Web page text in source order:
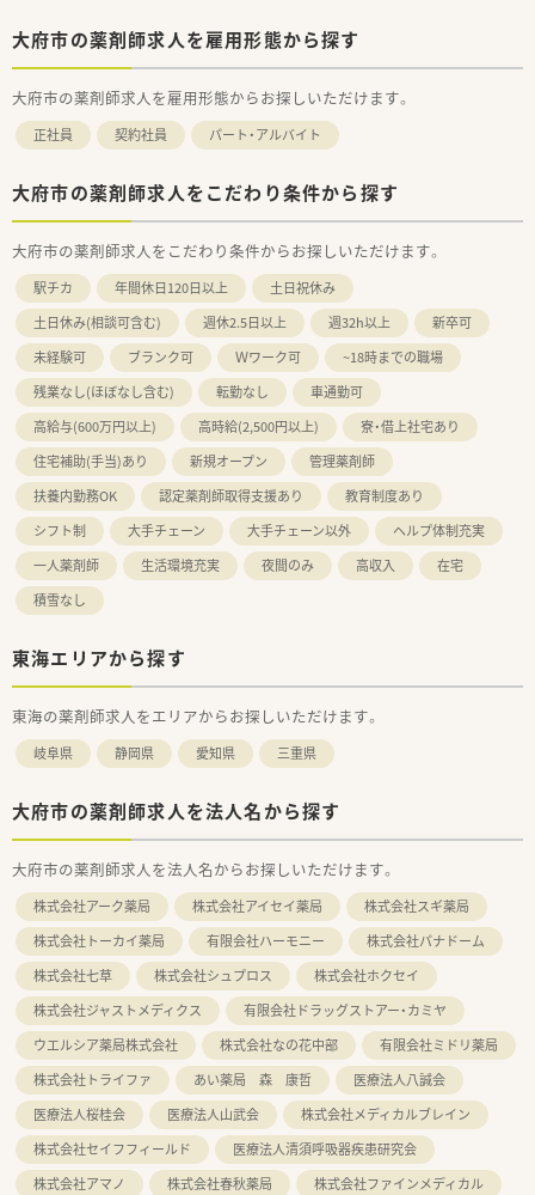
大府市の薬剤師求人を雇用形態から探す
大府市の薬剤師求人を雇用形態からお探しいただけます。
正社員 契約社員 パート・アルバイト
大府市の薬剤師求人をこだわり条件から探す
大府市の薬剤師求人をこだわり条件からお探しいただけます。
駅チカ 年間休日120日以上
土日祝休み
土日休み(相談可含む)
週休2.5日以上 週32h以上
新卒可
未経験可
ブランク可 Ｗワーク可
~18時までの職場
残業なし(ほぼなし含む)
転勤なし
車通勤可
高給与(600万円以上)
高時給(2,500円以上)
寮・借上社宅あり
住宅補助(手当)あり
新規オープン
管理薬剤師
扶養内勤務OK
認定薬剤師取得支援あり
教育制度あり
シフト制
大手チェーン 大手チェーン以外
ヘルプ体制充実
一人薬剤師
生活環境充実 夜間のみ 高収入
在宅
積雪なし
東海エリアから探す
東海の薬剤師求人をエリアからお探しいただけます。
岐阜県 静岡県 愛知県 三重県
大府市の薬剤師求人を法人名から探す
大府市の薬剤師求人を法人名からお探しいただけます。
株式会社アーク薬局 株式会社アイセイ薬局
株式会社スギ薬局
株式会社トーカイ薬局
有限会社ハーモニー
株式会社パナドーム
株式会社七草
株式会社シュプロス
株式会社ホクセイ
株式会社ジャストメディクス
有限会社ドラッグストアー・カミヤ
ウエルシア薬局株式会社
株式会社なの花中部
有限会社ミドリ薬局
株式会社トライファ
あい薬局 森 康哲
医療法人八誠会
医療法人桜桂会
医療法人山武会
株式会社メディカルブレイン
株式会社セイフフィールド
医療法人清須呼吸器疾患研究会
株式会社アマノ
株式会社春秋薬局
株式会社ファインメディカル